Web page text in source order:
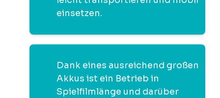
einsetzen.
Dank eines ausreichend großen
Akkus ist ein Betrieb in
Spielfilmlänge und darüber